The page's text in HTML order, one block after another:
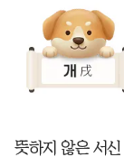
뜻하지 않은 서